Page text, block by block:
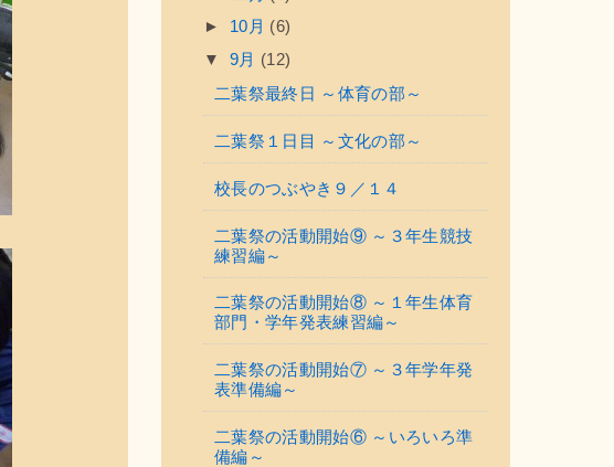
► 10月 (6)
▼ 9月 (12)
二葉祭最終日 ～体育の部～
二葉祭１日目 ～文化の部～
校長のつぶやき９／１４
二葉祭の活動開始⑨ ～３年生競技
練習編～
二葉祭の活動開始⑧ ～１年生体育
部門・学年発表練習編～
二葉祭の活動開始⑦ ～３年学年発
表準備編～
二葉祭の活動開始⑥ ～いろいろ準
備編～